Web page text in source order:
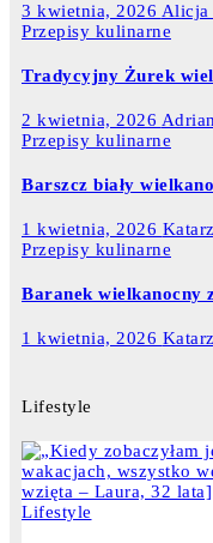
3 kwietnia, 2026 Alicja
Przepisy kulinarne
Tradycyjny Żurek
2 kwietnia, 2026
Przepisy kulinarne
Barszcz biały
1 kwietnia, 2026
Przepisy kulinarne
Baranek wielkanocny
1 kwietnia, 2026
Lifestyle
Lifestyle